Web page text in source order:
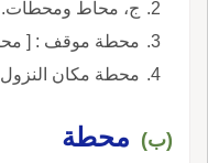
ج، محاط ومحطات.
محطة موقف : [
محطة مكان
(ب) محطة